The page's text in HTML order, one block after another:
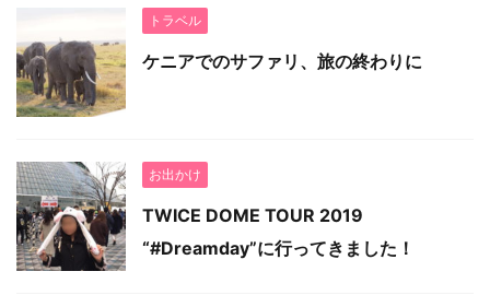
トラベル
ケニアでのサファリ、旅の終わりに
お出かけ
TWICE DOME TOUR 2019
“#Dreamday”に行ってきました！